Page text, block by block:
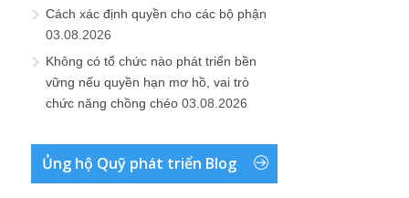
Ủng hộ Quỹ phát triển Blog
Bằng cách nâng cấp Bản quyền iCPO cho
thư viện tài liệu Quản trị Nhân sự miễn phí
(Click)